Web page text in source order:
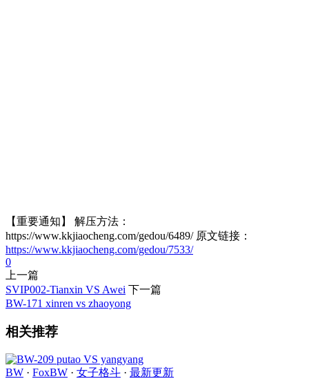
【重要通知】 解压方法：
https://www.kkjiaocheng.com/gedou/6489/ 原文链接：
https://www.kkjiaocheng.com/gedou/7533/
0
上一篇
SVIP002-Tianxin VS Awei 下一篇
BW-171 xinren vs zhaoyong
相关推荐
BW · FoxBW · 女子格斗 · 最新更新